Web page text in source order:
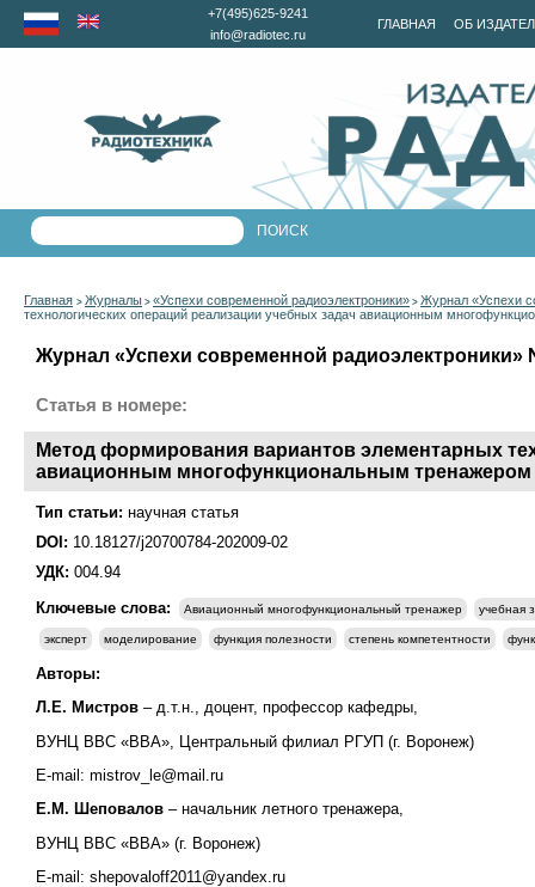
ГЛАВНАЯ ОБ
+7(495)625-9241
info@radiotec.ru
Главная > Журналы > «Успехи современной радиоэлектроники» > Журнал «Успехи
технологических операций реализации учебных задач авиационным
Журнал «Успехи современной радиоэлектроники»
Статья в номере:
Метод формирования вариантов элементарных
авиационным многофункциональным тренажером
Тип статьи: научная статья
DOI: 10.18127/j20700784-202009-02
УДК: 004.94
Ключевые слова:
Авиационный многофункциональный тренажер учебная
эксперт моделирование функция полезности степень компетентности
Авторы:
Л.Е. Мистров – д.т.н., доцент, профессор кафедры,
ВУНЦ ВВС «ВВА», Центральный филиал РГУП (г. Воронеж)
E-mail: mistrov_le@mail.ru
Е.М. Шеповалов – начальник летного тренажера,
ВУНЦ ВВС «ВВА» (г. Воронеж)
E-mail: shepovaloff2011@yandex.ru